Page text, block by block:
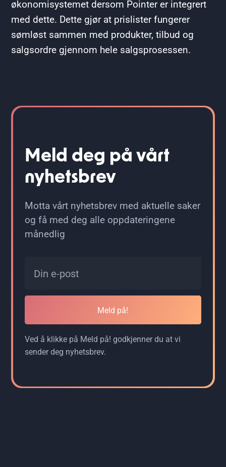
økonomisystemet dersom Pointer er integrert
med dette. Dette gjør at prislister fungerer
sømløst sammen med produkter, tilbud og
salgsordre gjennom hele salgsprosessen.
Meld deg på vårt
nyhetsbrev
Motta vårt nyhetsbrev med aktuelle saker
og få med deg alle oppdateringene
månedlig
Meld på!
Ved å klikke på Meld på! godkjenner du at vi
sender deg nyhetsbrev.